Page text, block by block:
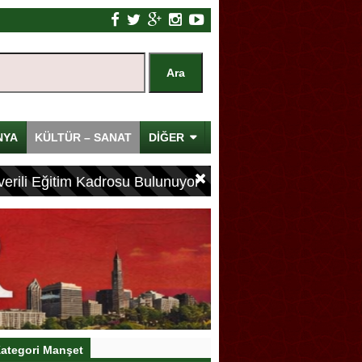
KÜLTÜR – SANAT DİĞER
Eğitim Kadrosu Bulunuyor
Manşet